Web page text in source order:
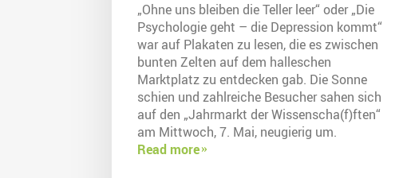
„Ohne uns bleiben die Teller leer“ oder „Die
Psychologie geht – die Depression kommt“
war auf Plakaten zu lesen, die es zwischen
bunten Zelten auf dem halleschen
Marktplatz zu entdecken gab. Die Sonne
schien und zahlreiche Besucher sahen sich
auf den „Jahrmarkt der Wissenscha(f)ften“
am Mittwoch, 7. Mai, neugierig um.
Read more